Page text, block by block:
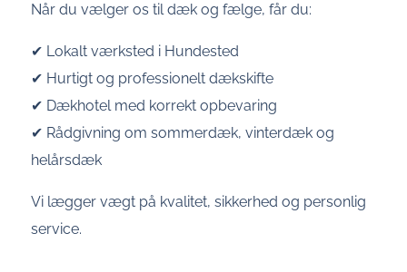
Når du vælger os til dæk og fælge, får du:
✔ Lokalt værksted i Hundested
✔ Hurtigt og professionelt dækskifte
✔ Dækhotel med korrekt opbevaring
✔ Rådgivning om sommerdæk, vinterdæk og
helårsdæk
Vi lægger vægt på kvalitet, sikkerhed og personlig
service.